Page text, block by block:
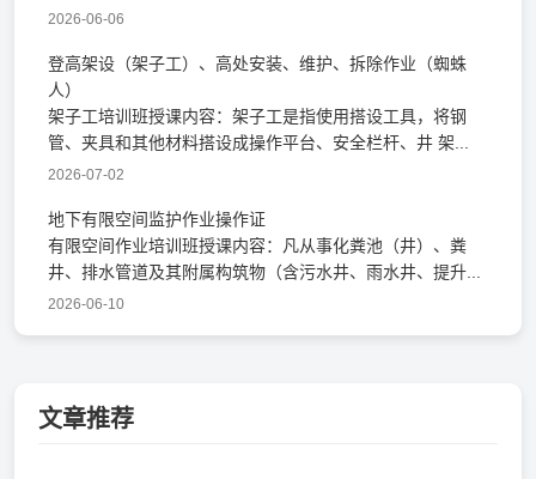
2026-06-06
登高架设（架子工）、高处安装、维护、拆除作业（蜘蛛
人）
架子工培训班授课内容：架子工是指使用搭设工具，将钢
管、夹具和其他材料搭设成操作平台、安全栏杆、井 架...
2026-07-02
地下有限空间监护作业操作证
有限空间作业培训班授课内容：凡从事化粪池（井）、粪
井、排水管道及其附属构筑物（含污水井、雨水井、提升...
2026-06-10
文章推荐